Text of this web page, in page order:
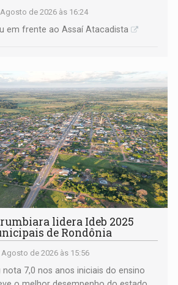
de 2026 às 16:24
em frente ao Assaí Atacadista
lidera Ideb 2025
de Rondônia
Agosto de 2026 às 15:56
7,0 nos anos iniciais do ensino